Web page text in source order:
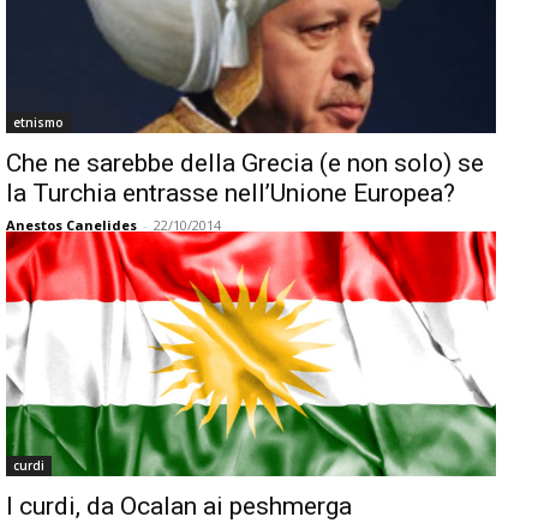
etnismo
Che ne sarebbe della Grecia (e non solo) se
la Turchia entrasse nell’Unione Europea?
Anestos Canelides - 22/10/2014
curdi
I curdi, da Ocalan ai peshmerga